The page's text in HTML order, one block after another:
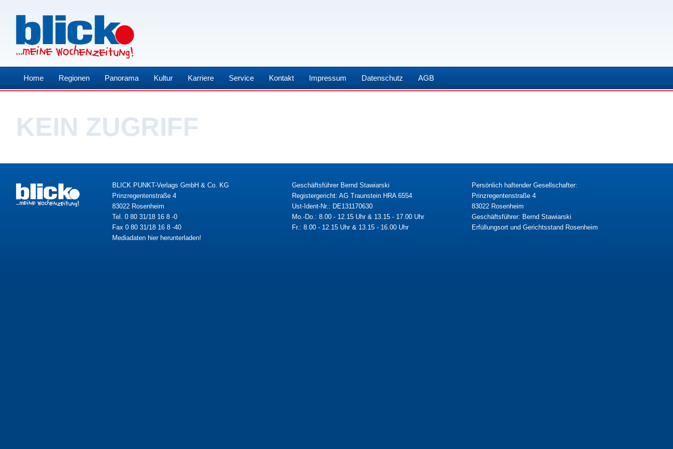
Home Regionen Panorama Kultur Karriere Service Kontakt Impressum Datenschutz AGB
KEIN ZUGRIFF
BLICK PUNKT-Verlags GmbH & Co. KG
Prinzregentenstraße 4
83022 Rosenheim
Tel. 0 80 31/18 16 8 -0
Fax 0 80 31/18 16 8 -40
Mediadaten hier herunterladen!
Geschäftsführer Bernd Stawiarski
Registergericht: AG Traunstein HRA 6554
Ust-Ident-Nr.: DE131170630
Mo.-Do.: 8.00 - 12.15 Uhr & 13.15 - 17.00 Uhr
Fr.: 8.00 - 12.15 Uhr & 13.15 - 16.00 Uhr
Persönlich haftender Gesellschafter:
Prinzregentenstraße 4
83022 Rosenheim
Geschäftsführer: Bernd Stawiarski
Erfüllungsort und Gerichtsstand Rosenheim